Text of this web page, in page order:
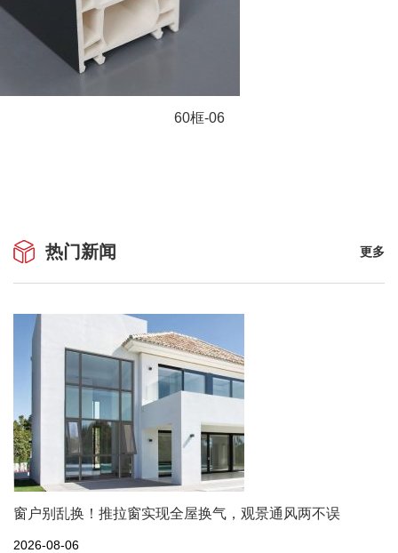
60框-06
热门新闻 更多
窗户别乱换！推拉窗实现全屋换气，观景通风两不误
2026-08-06